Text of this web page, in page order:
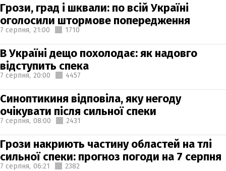
Грози, град і шквали: по всій Україні
оголосили штормове попередження
7 серпня, 21:00 1710
В Україні дещо похолодає: як надовго
відступить спека
7 серпня, 20:00 4457
Синоптикиня відповіла, яку негоду
очікувати після сильної спеки
7 серпня, 08:00 2431
Грози накриють частину областей на тлі
сильної спеки: прогноз погоди на 7 серпня
7 серпня, 06:21 2382